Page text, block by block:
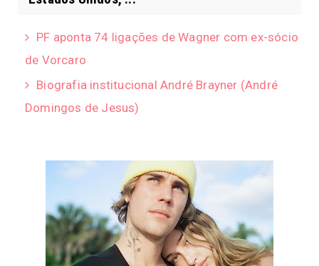
PF aponta 74 ligações de Wagner com ex-sócio
de Vorcaro
Biografia institucional André Brayner (André
Domingos de Jesus)